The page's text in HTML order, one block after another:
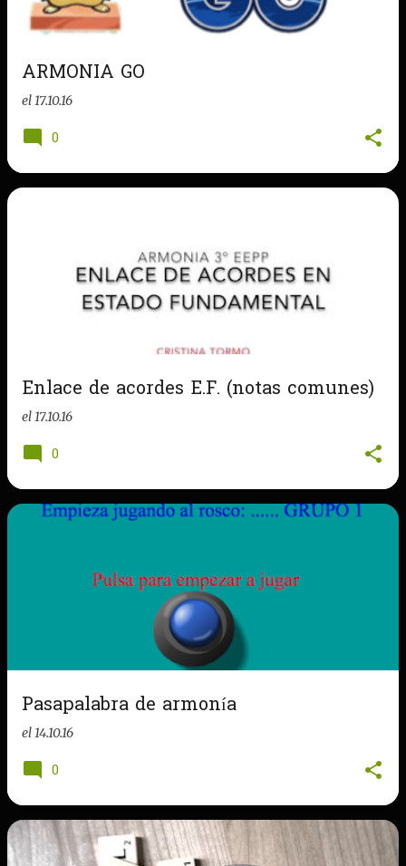
ARMONIA GO
el17.10.16
0
Enlace de acordes E.F. (notas comunes)
el17.10.16
0
Pasapalabra de armonía
el14.10.16
0